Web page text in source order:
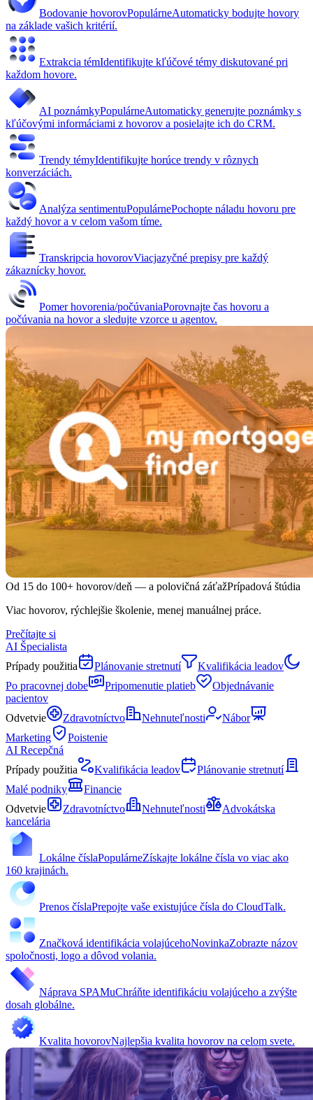
Bodovanie hovorovPopulárneAutomaticky bodujte hovory
na základe vašich kritérií.
Extrakcia témIdentifikujte kľúčové témy diskutované pri
každom hovore.
AI poznámkyPopulárneAutomaticky generujte poznámky s
kľúčovými informáciami z hovorov a posielajte ich do CRM.
Trendy témyIdentifikujte horúce trendy v rôznych
konverzáciách.
Analýza sentimentuPopulárnePochopte náladu hovoru pre
každý hovor a v celom vašom tíme.
Transkripcia hovorovViacjazyčné prepisy pre každý
zákaznícky hovor.
Pomer hovorenia/počúvaniaPorovnajte čas hovoru a
počúvania na hovor a sledujte vzorce u agentov.
Od 15 do 100+ hovorov/deň — a polovičná záťažPrípadová štúdia
Viac hovorov, rýchlejšie školenie, menej manuálnej práce.
Prečítajte si
AI Špecialista
Prípady použitia
Plánovanie stretnutí
Kvalifikácia leadov
Po pracovnej dobe
Pripomenutie platieb
Objednávanie
pacientov
Odvetvie
Zdravotníctvo Nehnuteľnosti
Nábor
Marketing
Poistenie
AI Recepčná
Prípady použitia
Kvalifikácia leadov
Plánovanie stretnutí
Malé podniky
Financie
Odvetvie
Zdravotníctvo Nehnuteľnosti
Advokátska
kancelária
Lokálne číslaPopulárneZískajte lokálne čísla vo viac ako
160 krajinách.
Prenos číslaPrepojte vaše existujúce čísla do CloudTalk.
Značková identifikácia volajúcehoNovinkaZobrazte názov
spoločnosti, logo a dôvod volania.
Náprava SPAMuChráňte identifikáciu volajúceho a zvýšte
dosah globálne.
Kvalita hovorovNajlepšia kvalita hovorov na celom svete.